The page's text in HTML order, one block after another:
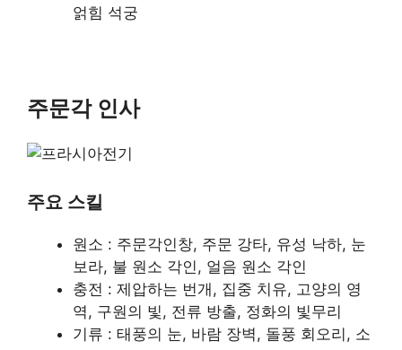
얽힘 석궁
주문각 인사
주요 스킬
원소 : 주문각인창, 주문 강타, 유성 낙하, 눈
보라, 불 원소 각인, 얼음 원소 각인
충전 : 제압하는 번개, 집중 치유, 고양의 영
역, 구원의 빛, 전류 방출, 정화의 빛무리
기류 : 태풍의 눈, 바람 장벽, 돌풍 회오리, 소